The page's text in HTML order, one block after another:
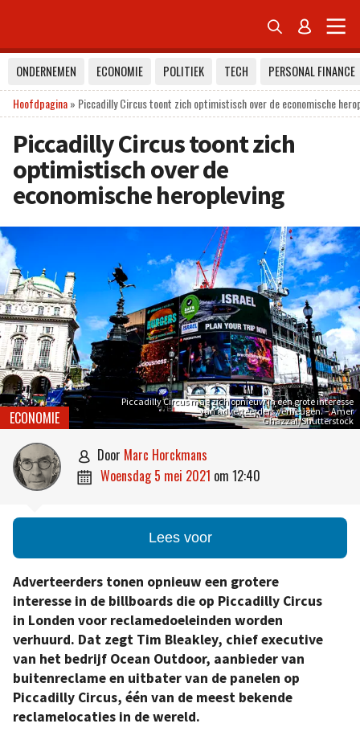
 
ONDERNEMEN ECONOMIE POLITIEK TECH
PERSONAL FINANCE
Hoofdpagina» Piccadilly Circus toont zich optimistisch over de economische
Piccadilly Circus toont zich
optimistisch over de
economische heropleving
Piccadilly Circus mag zich opnieuw in een grote interesse
van adverteerders verheugen. – Amer
Ghazzal/Shutterstock
ECONOMIE
 door Marc Horckmans
 woensdag 5 mei 2021 om 12:40
Lees voor
Adverteerders tonen opnieuw een grotere
interesse in de billboards die op Piccadilly Circus
in Londen voor reclamedoeleinden worden
verhuurd. Dat zegt Tim Bleakley, chief executive
van het bedrijf Ocean Outdoor, aanbieder van
buitenreclame en uitbater van de panelen op
Piccadilly Circus, één van de meest bekende
reclamelocaties in de wereld.